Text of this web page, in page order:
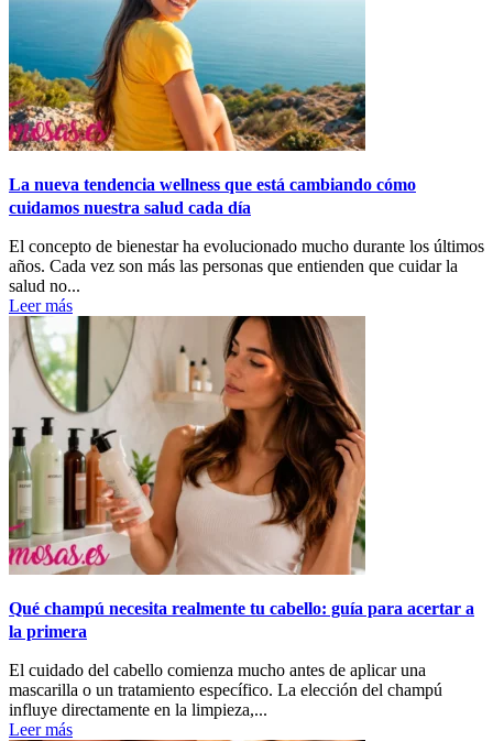
La nueva tendencia wellness que está cambiando cómo
cuidamos nuestra salud cada día
El concepto de bienestar ha evolucionado mucho durante los últimos
años. Cada vez son más las personas que entienden que cuidar la
salud no...
Leer más
Qué champú necesita realmente tu cabello: guía para acertar a
la primera
El cuidado del cabello comienza mucho antes de aplicar una
mascarilla o un tratamiento específico. La elección del champú
influye directamente en la limpieza,...
Leer más